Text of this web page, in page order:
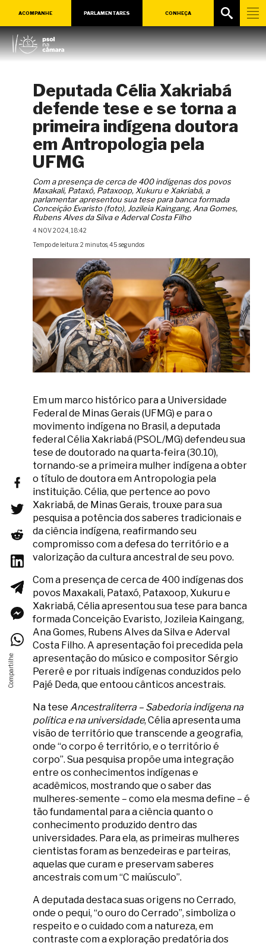
ACOMPANHE PARLAMENTARES CONHEÇA
Deputada Célia Xakriabá
defende tese e se torna a
primeira indígena doutora
em Antropologia pela
UFMG
Com a presença de cerca de 400 indígenas dos povos
Maxakali, Pataxó, Pataxoop, Xukuru e Xakriabá, a
parlamentar apresentou sua tese para banca formada
Conceição Evaristo (foto), Jozileia Kaingang, Ana Gomes,
Rubens Alves da Silva e Aderval Costa Filho
4 NOV 2024, 18:42
Tempo de leitura: 2 minutos, 45 segundos
Em um marco histórico para a Universidade
Federal de Minas Gerais (UFMG) e para o
movimento indígena no Brasil, a deputada
federal Célia Xakriabá (PSOL/MG) defendeu sua
tese de doutorado na quarta-feira (30.10),
tornando-se a primeira mulher indígena a obter
o título de doutora em Antropologia pela
instituição. Célia, que pertence ao povo
Xakriabá, de Minas Gerais, trouxe para sua
pesquisa a potência dos saberes tradicionais e
da ciência indígena, reafirmando seu
compromisso com a defesa do território e a
valorização da cultura ancestral de seu povo.
Com a presença de cerca de 400 indígenas dos
povos Maxakali, Pataxó, Pataxoop, Xukuru e
Xakriabá, Célia apresentou sua tese para banca
formada Conceição Evaristo, Jozileia Kaingang,
Ana Gomes, Rubens Alves da Silva e Aderval
Costa Filho. A apresentação foi precedida pela
apresentação do músico e compositor Sérgio
Pererê e por rituais indígenas conduzidos pelo
Pajé Deda, que entoou cânticos ancestrais.
Na tese Ancestraliterra – Sabedoria indígena na
política e na universidade, Célia apresenta uma
visão de território que transcende a geografia,
onde “o corpo é território, e o território é
corpo”. Sua pesquisa propõe uma integração
entre os conhecimentos indígenas e
acadêmicos, mostrando que o saber das
mulheres-semente – como ela mesma define – é
tão fundamental para a ciência quanto o
conhecimento produzido dentro das
universidades. Para ela, as primeiras mulheres
cientistas foram as benzedeiras e parteiras,
aquelas que curam e preservam saberes
ancestrais com um “C maiúsculo”.
A deputada destaca suas origens no Cerrado,
onde o pequi, “o ouro do Cerrado”, simboliza o
respeito e o cuidado com a natureza, em
contraste com a exploração predatória dos